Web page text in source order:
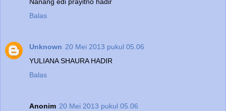
Nanang edi prayitno hadir
Balas
Unknown 20 Mei 2013 pukul 05.06
YULIANA SHAURA HADIR
Balas
Anonim 20 Mei 2013 pukul 05.06